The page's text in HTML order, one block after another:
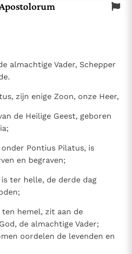
Over RK Documenten
Gebruiksvoorwaarden
honger vervuld
van Gods koninkrijk te
stilletjes door liefde, niet door
verschijnselen en de
verliest autonomie
toe
"De stad is zowel een gave als
almachtige Vader, Schepper
zijn enige Zoon, onze Heer,
de Heilige Geest, geboren
Pontius Pilatus, is
en begraven;
ter helle, de derde dag
ten hemel, zit aan de
de almachtige Vader;
oordelen de levenden en